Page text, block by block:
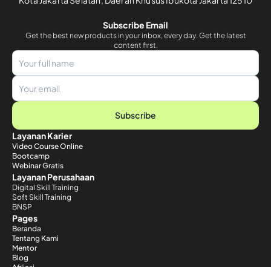
Subscribe Email
Get the best new products in your inbox, every day. Get the latest
content first.
Subscribe
Layanan Karier
Video Course Online
Bootcamp
Webinar Gratis
Layanan Perusahaan
Digital Skill Training
Soft Skill Training
BNSP
Pages
Beranda
Tentang Kami
Mentor
Blog